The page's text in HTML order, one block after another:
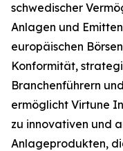
schwedischer
Anlagen und
europäischen
Konformität,
Branchenführern
ermöglicht Virtune
zu innovativen und
Anlageprodukten,